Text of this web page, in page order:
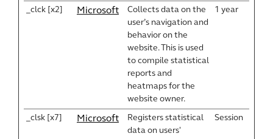
_clck [x2] Microsoft
Collects data on the
user’s navigation and
behavior on the
website. This is used
to compile statistical
reports and
heatmaps for the
website owner.
1 year
_clsk [x7] Microsoft
Registers statistical
data on users'
Session